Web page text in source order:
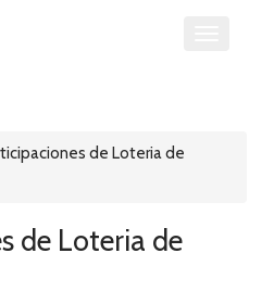
de Loteria de
de Loteria de